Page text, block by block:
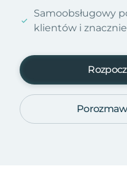
Samoobsługowy
klientów i